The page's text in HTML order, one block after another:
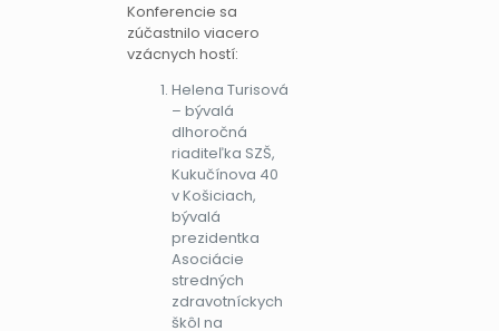
Konferencie sa
zúčastnilo viacero
vzácnych hostí:
Helena Turisová
– bývalá
dlhoročná
riaditeľka SZŠ,
Kukučínova 40
v Košiciach,
bývalá
prezidentka
Asociácie
stredných
zdravotníckych
škôl na